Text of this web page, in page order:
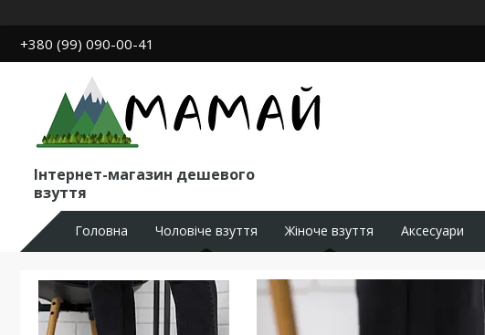
+380 (99) 090-00-41
Інтернет-магазин дешевого
взуття
Головна Чоловіче взуття Жіноче взуття Аксесуари